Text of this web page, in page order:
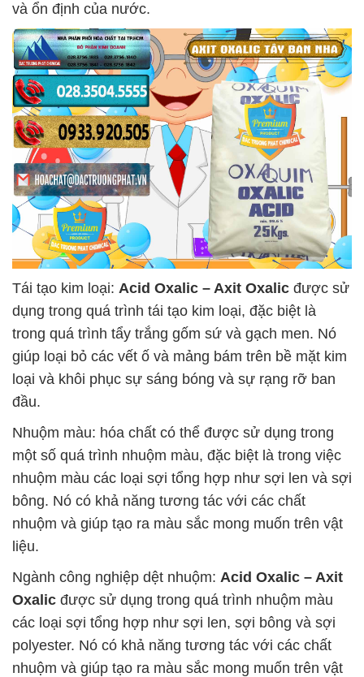
và ổn định của nước.
Tái tạo kim loại: Acid Oxalic – Axit Oxalic được sử
dụng trong quá trình tái tạo kim loại, đặc biệt là
trong quá trình tẩy trắng gốm sứ và gạch men. Nó
giúp loại bỏ các vết ố và mảng bám trên bề mặt kim
loại và khôi phục sự sáng bóng và sự rạng rỡ ban
đầu.
Nhuộm màu: hóa chất có thể được sử dụng trong
một số quá trình nhuộm màu, đặc biệt là trong việc
nhuộm màu các loại sợi tổng hợp như sợi len và sợi
bông. Nó có khả năng tương tác với các chất
nhuộm và giúp tạo ra màu sắc mong muốn trên vật
liệu.
Ngành công nghiệp dệt nhuộm: Acid Oxalic – Axit
Oxalic được sử dụng trong quá trình nhuộm màu
các loại sợi tổng hợp như sợi len, sợi bông và sợi
polyester. Nó có khả năng tương tác với các chất
nhuộm và giúp tạo ra màu sắc mong muốn trên vật